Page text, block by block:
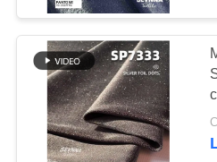
CHÚNG
TÔI
TỨC
Tái chế vải